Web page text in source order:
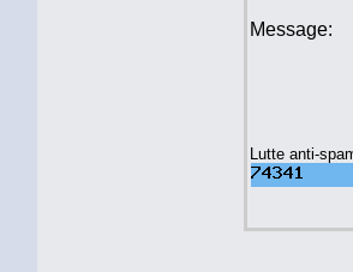
Message:
Lutte anti-